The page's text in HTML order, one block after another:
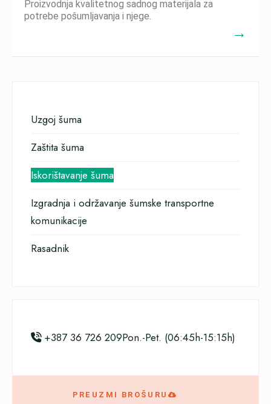
Uzgoj šuma
Zaštita šuma
Iskorištavanje šuma
Izgradnja i održavanje šumske transportne
komunikacije
Rasadnik
+387 36 726 209Pon.-Pet. (06:45h-15:15h)
PREUZMI BROŠURU
Proizvodnja kvalitetnog sadnog materijala za
potrebe pošumljavanja i njege.
→